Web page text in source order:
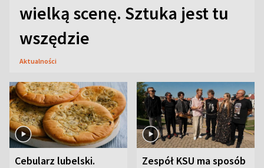
wielką scenę. Sztuka jest tu
wszędzie
Aktualności
Cebularz lubelski.
Zespół KSU ma sposób